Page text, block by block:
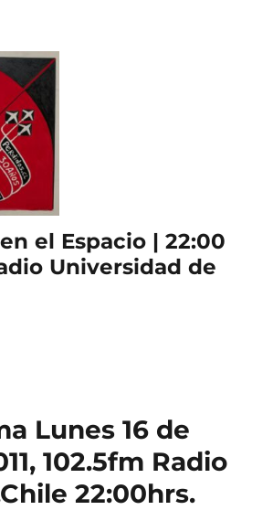
el Espacio | 22:00
Universidad de
Lunes 16 de
102.5fm Radio
22:00hrs.